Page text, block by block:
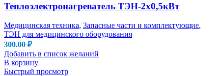
Теплоэлектронагреватель ТЭН-2х0,5кВт
Медицинская техника, Запасные части и комплектующие,
ТЭН для медицинского оборудования
300.00 ₽
Добавить в список желаний
В корзину
Быстрый просмотр